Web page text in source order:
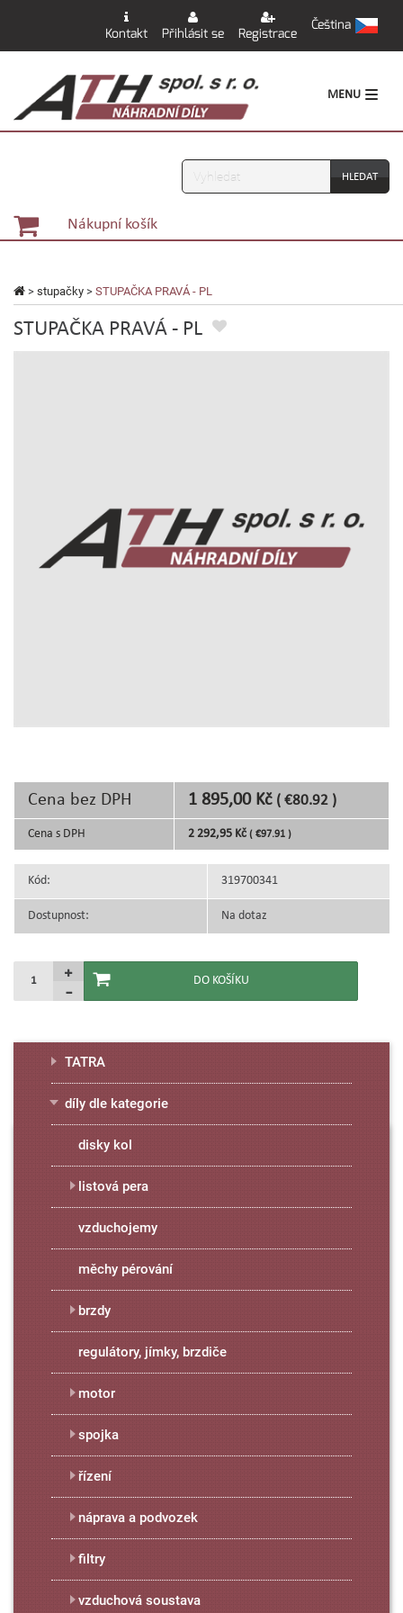
Kontakt Přihlásit se Registrace
Čeština
MENU
Vyhledávání
Nákupní košík
> stupačky > STUPAČKA PRAVÁ - PL
STUPAČKA PRAVÁ - PL
Cena bez DPH 1 895,00 Kč ( €80.92 )
Cena s DPH 2 292,95 Kč ( €97.91 )
Kód: 319700341
Dostupnost: Na dotaz
TATRA
díly dle kategorie
disky kol
listová pera
vzduchojemy
měchy pérování
brzdy
regulátory, jímky, brzdiče
motor
spojka
řízení
náprava a podvozek
filtry
vzduchová soustava